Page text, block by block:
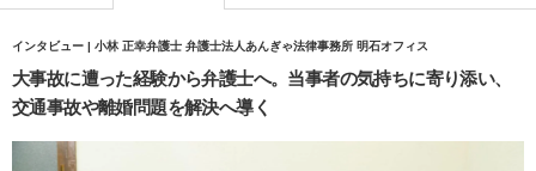
インタビュー | 小林 正幸弁護士 弁護士法人あんぎゃ法律事務所 明石オフィス
大事故に遭った経験から弁護士へ。当事者の気持ちに寄り添い、
交通事故や離婚問題を解決へ導く